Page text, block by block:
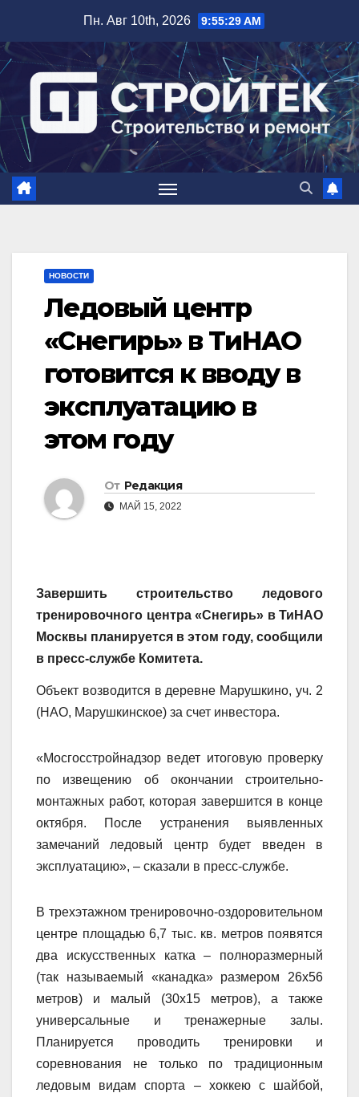
содержимому
Пн. Авг 10th, 2026 9:55:30 AM
НОВОСТИ
Ледовый центр
«Снегирь» в ТиНАО
готовится к вводу в
эксплуатацию в
этом году
От Редакция
МАЙ 15, 2022
Завершить строительство ледового
тренировочного центра «Снегирь» в ТиНАО
Москвы планируется в этом году, сообщили
в пресс-службе Комитета.
Объект возводится в деревне Марушкино, уч. 2
(НАО, Марушкинское) за счет инвестора.
«Мосгосстройнадзор ведет итоговую проверку
по извещению об окончании строительно-
монтажных работ, которая завершится в конце
октября. После устранения выявленных
замечаний ледовый центр будет введен в
эксплуатацию», – сказали в пресс-службе.
В трехэтажном тренировочно-оздоровительном
центре площадью 6,7 тыс. кв. метров появятся
два искусственных катка – полноразмерный
(так называемый «канадка» размером 26х56
метров) и малый (30х15 метров), а также
универсальные и тренажерные залы.
Планируется проводить тренировки и
соревнования не только по традиционным
ледовым видам спорта – хоккею с шайбой,